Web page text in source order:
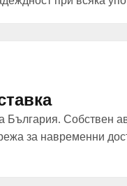
България. Собствен
за навременни